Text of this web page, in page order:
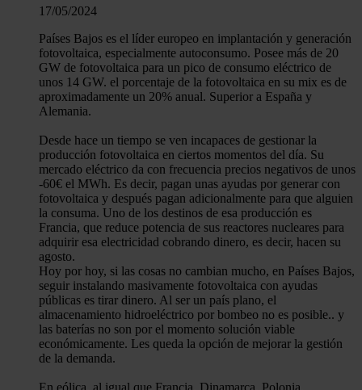
17/05/2024
Países Bajos es el líder europeo en implantación y generación
fotovoltaica, especialmente autoconsumo. Posee más de 20
GW de fotovoltaica para un pico de consumo eléctrico de
unos 14 GW. el porcentaje de la fotovoltaica en su mix es de
aproximadamente un 20% anual. Superior a España y
Alemania.
Desde hace un tiempo se ven incapaces de gestionar la
producción fotovoltaica en ciertos momentos del día. Su
mercado eléctrico da con frecuencia precios negativos de unos
-60€ el MWh. Es decir, pagan unas ayudas por generar con
fotovoltaica y después pagan adicionalmente para que alguien
la consuma. Uno de los destinos de esa producción es
Francia, que reduce potencia de sus reactores nucleares para
adquirir esa electricidad cobrando dinero, es decir, hacen su
agosto.
Hoy por hoy, si las cosas no cambian mucho, en Países Bajos,
seguir instalando masivamente fotovoltaica con ayudas
públicas es tirar dinero. Al ser un país plano, el
almacenamiento hidroeléctrico por bombeo no es posible.. y
las baterías no son por el momento solución viable
económicamente. Les queda la opción de mejorar la gestión
de la demanda.